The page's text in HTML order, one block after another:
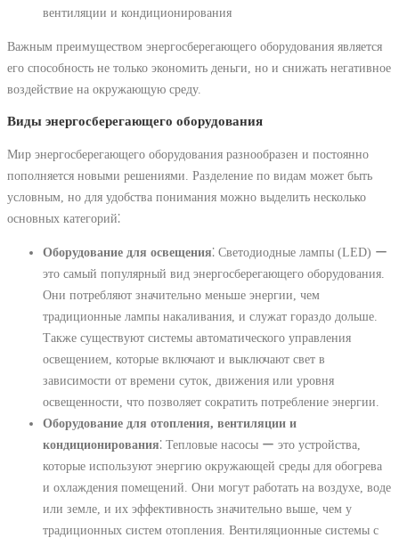
вентиляции и кондиционирования
Важным преимуществом энергосберегающего оборудования является
его способность не только экономить деньги, но и снижать негативное
воздействие на окружающую среду.
Виды энергосберегающего оборудования
Мир энергосберегающего оборудования разнообразен и постоянно
пополняется новыми решениями. Разделение по видам может быть
условным, но для удобства понимания можно выделить несколько
основных категорий⁚
Оборудование для освещения⁚ Светодиодные лампы (LED) ー
это самый популярный вид энергосберегающего оборудования.
Они потребляют значительно меньше энергии, чем
традиционные лампы накаливания, и служат гораздо дольше.
Также существуют системы автоматического управления
освещением, которые включают и выключают свет в
зависимости от времени суток, движения или уровня
освещенности, что позволяет сократить потребление энергии.
Оборудование для отопления, вентиляции и
кондиционирования⁚ Тепловые насосы ー это устройства,
которые используют энергию окружающей среды для обогрева
и охлаждения помещений. Они могут работать на воздухе, воде
или земле, и их эффективность значительно выше, чем у
традиционных систем отопления. Вентиляционные системы с